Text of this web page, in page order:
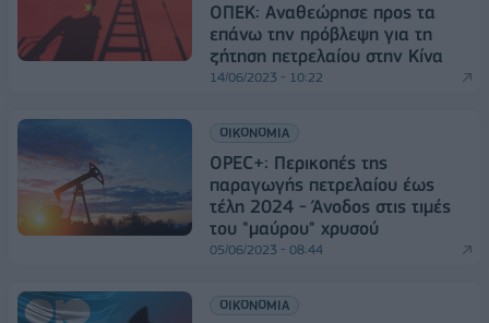
ΟΠΕΚ: Αναθεώρησε προς τα
επάνω την πρόβλεψη για τη
ζήτηση πετρελαίου στην Κίνα
14/06/2023 - 10:22
ΟΙΚΟΝΟΜΙΑ
OPEC+: Περικοπές της
παραγωγής πετρελαίου έως
τέλη 2024 - Άνοδος στις τιμές
του "μαύρου" χρυσού
05/06/2023 - 08:44
ΟΙΚΟΝΟΜΙΑ